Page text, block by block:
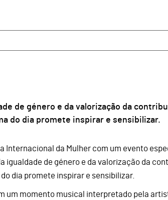
de género e da valorização da
do dia promete inspirar e sensibilizar.
Internacional da Mulher com um evento
igualdade de género e da valorização da
dia promete inspirar e sensibilizar.
um momento musical interpretado pela